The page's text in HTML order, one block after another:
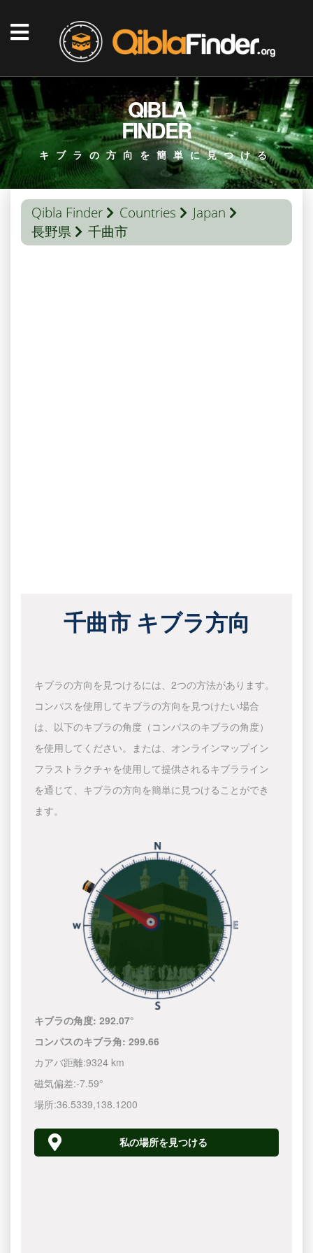
QIBLA
FINDER
キブラの方向を簡単に見つける
Qibla Finder Countries
Japan
長野県
千曲市
千曲市 キブラ方向
キブラの方向を見つけるには、2つの方法があります。
コンパスを使用してキブラの方向を見つけたい場合
は、以下のキブラの角度（コンパスのキブラの角度）
を使用してください。または、オンラインマップイン
フラストラクチャを使用して提供されるキブラライン
を通じて、キブラの方向を簡単に見つけることができ
ます。
キブラの角度:292.07°
コンパスのキブラ角:299.66
カアバ距離:9324 km
磁気偏差:-7.59°
場所:36.5339,138.1200
私の場所を見つける